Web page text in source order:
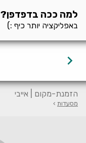
למה ככה בדפדפן?
באפליקציה יותר כיף :)
keyboard_arrow_right
הזמנת-מקום | אייבי
מסעדות ›